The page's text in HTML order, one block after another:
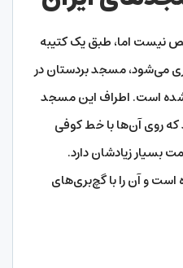
اما، طبق یک کتیبه
می‌شود، مسجد بردستان در
شده است. اطراف این مسجد
که روی آن‌ها با خط کوفی
زیادشان دارد.
و آن را با گچ‌بری‌های